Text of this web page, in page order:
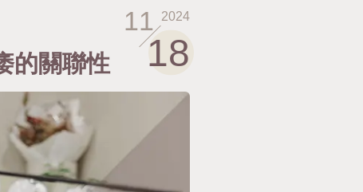
的關聯性
11
18
2024